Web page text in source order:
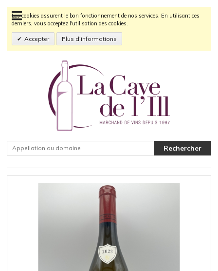
Les cookies assurent le bon fonctionnement de nos services. En utilisant ces
derniers, vous acceptez l'utilisation des cookies.
Accepter Plus d'informations